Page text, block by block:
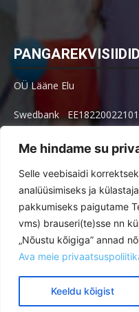
Me hindame su
Selle veebisaidi
analüüsimiseks ja
pakkumiseks paigutame
vms) brauseri(te)sse nn
„Nõustu kõigiga” annad
Ava meie
Keeldu kõigist
PANGAREKVISIIDID
OÜ Lääne Elu
Swedbank
SEB
Arve küsimused:
Toimetus
Reklaamimõõdud ja -hinnad
© Lääne Elu | Toimetus on